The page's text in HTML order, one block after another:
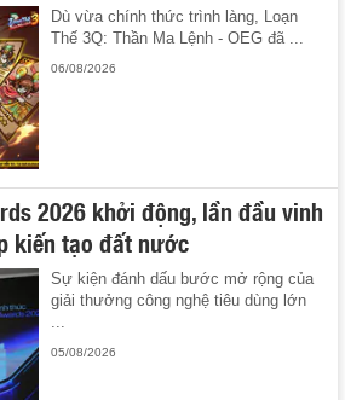
Dù vừa chính thức trình làng, Loạn
Thế 3Q: Thần Ma Lệnh - OEG đã ...
06/08/2026
2026 khởi động, lần đầu vinh
kiến tạo đất nước
Sự kiện đánh dấu bước mở rộng của
giải thưởng công nghệ tiêu dùng lớn
05/08/2026